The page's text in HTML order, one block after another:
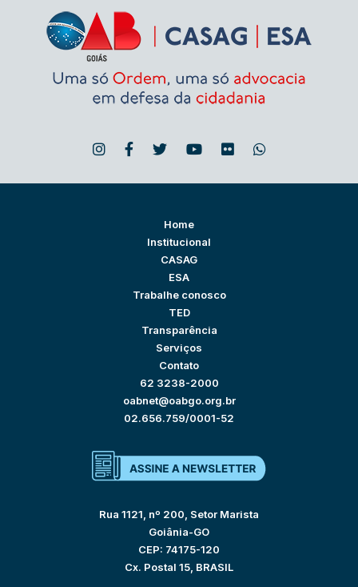
Home
Institucional
CASAG
ESA
Trabalhe conosco
TED
Transparência
Serviços
Contato
62 3238-2000
oabnet@oabgo.org.br
02.656.759/0001-52
Rua 1121, nº 200, Setor Marista
Goiânia-GO
CEP: 74175-120
Cx. Postal 15, BRASIL